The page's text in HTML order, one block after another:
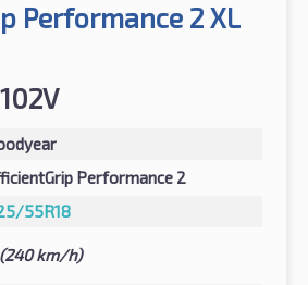
Performance 2 XL
Performance 2
55R18
(240 km/h)